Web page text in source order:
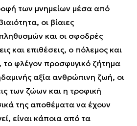
των μνημείων μέσα από
οι βίαιες
και οι σφοδρές
και επιθέσεις, ο πόλεμος και
το φλέγον προσφυγικό ζήτημα
αξία ανθρώπινη ζωή, οι
των ζώων και η τροφική
της αποθέματα να έχουν
είναι κάποια από τα